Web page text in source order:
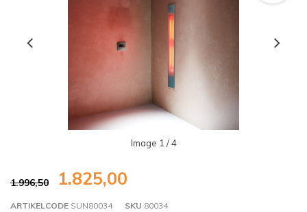
Image 1 / 4
1.996,50 1.825,00
ARTIKELCODE SUN80034 SKU 80034